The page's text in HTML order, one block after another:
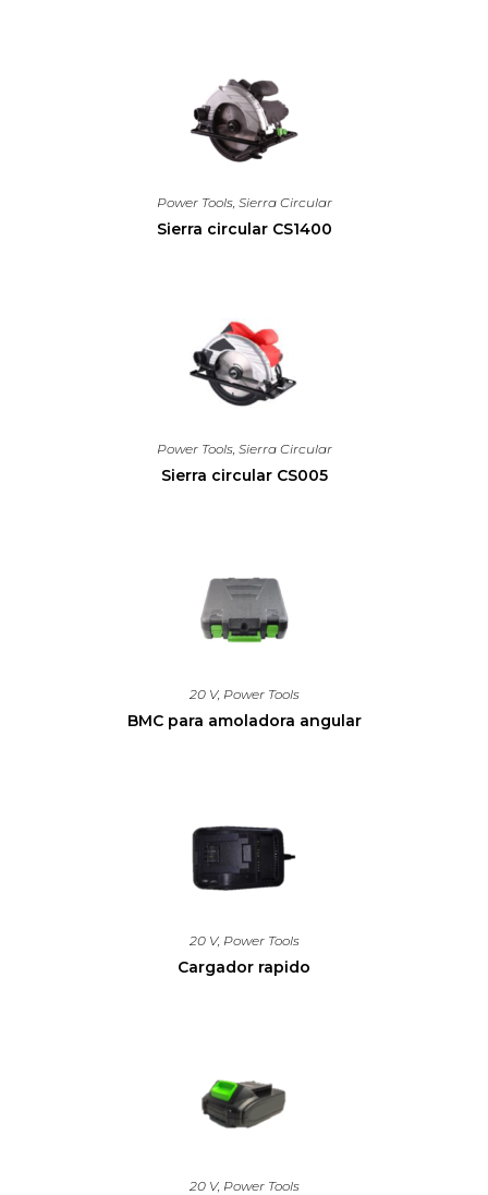
Power Tools, Sierra Circular
Sierra circular CS1400
Power Tools, Sierra Circular
Sierra circular CS005
20 V, Power Tools
BMC para amoladora angular
20 V, Power Tools
Cargador rapido
20 V, Power Tools